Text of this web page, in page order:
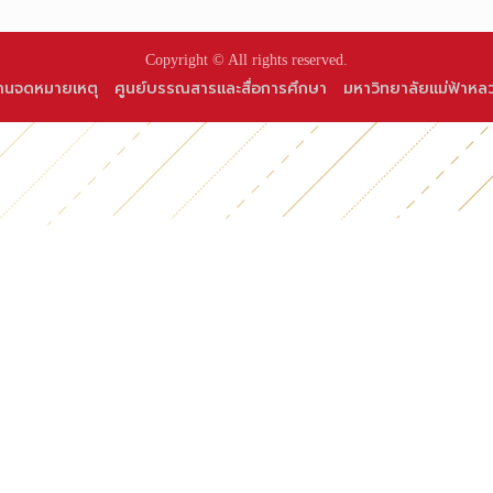
Copyright © All rights reserved.
นจดหมายเหตุ ศูนย์บรรณสารและสื่อการศึกษา มหาวิทยาลัยแม่ฟ้าหล